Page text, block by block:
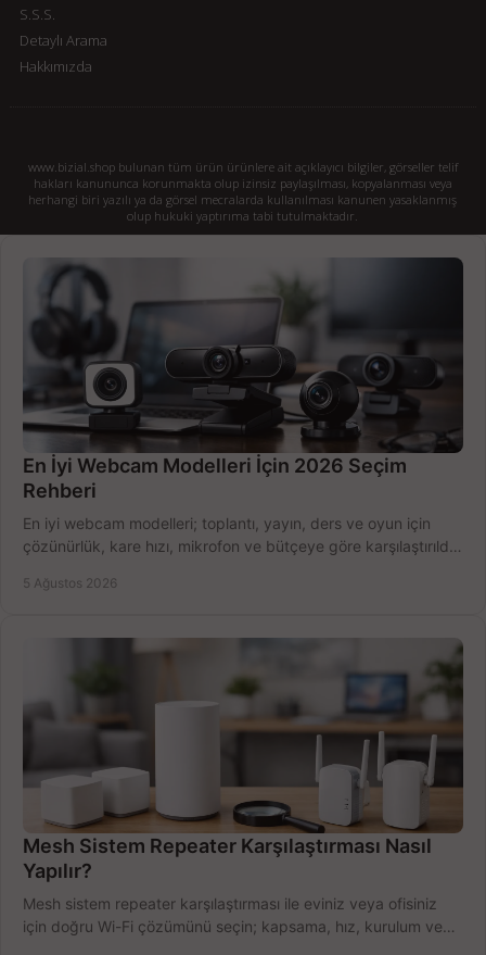
S.S.S.
Detaylı Arama
Hakkımızda
www.bizial.shop bulunan tüm ürün ürünlere ait açıklayıcı bilgiler, görseller telif
hakları kanununca korunmakta olup izinsiz paylaşılması, kopyalanması veya
herhangi biri yazılı ya da görsel mecralarda kullanılması kanunen yasaklanmış
olup hukuki yaptırıma tabi tutulmaktadır.
En İyi Webcam Modelleri İçin 2026 Seçim
Rehberi
En iyi webcam modelleri; toplantı, yayın, ders ve oyun için
çözünürlük, kare hızı, mikrofon ve bütçeye göre karşılaştırıldı.
5 Ağustos 2026
Mesh Sistem Repeater Karşılaştırması Nasıl
Yapılır?
Mesh sistem repeater karşılaştırması ile eviniz veya ofisiniz
için doğru Wi-Fi çözümünü seçin; kapsama, hız, kurulum ve